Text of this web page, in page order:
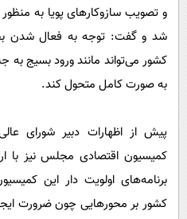
و تصویب سازوکارهای پویا به
شد و گفت: توجه به فعال شدن
کشور می‌تواند مانند ورود بسیج به
به صورت کامل متحول کند.
پیش از اظهارات دبیر شورای
کمیسیون اقتصادی مجلس نیز با
برنامه‌های اولویت دار این
کشور بر محورهایی چون ضرورت